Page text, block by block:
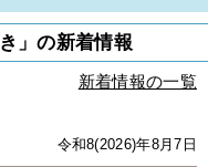
」の新着情報
新着情報の一覧
令和8(2026)年8月7日